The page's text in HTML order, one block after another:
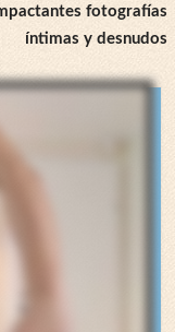
fotografías
íntimas y desnudos